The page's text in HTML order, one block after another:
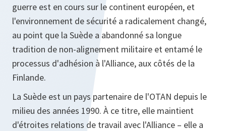
guerre est en cours sur le continent européen, et
l'environnement de sécurité a radicalement changé,
au point que la Suède a abandonné sa longue
tradition de non-alignement militaire et entamé le
processus d'adhésion à l'Alliance, aux côtés de la
Finlande.
La Suède est un pays partenaire de l'OTAN depuis le
milieu des années 1990. À ce titre, elle maintient
d'étroites relations de travail avec l'Alliance – elle a